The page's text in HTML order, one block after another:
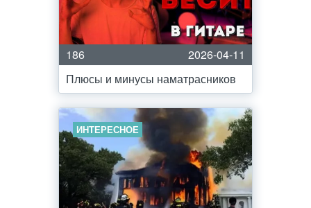
186
2026-04-11
Плюсы и минусы наматрасников
ИНТЕРЕСНОЕ